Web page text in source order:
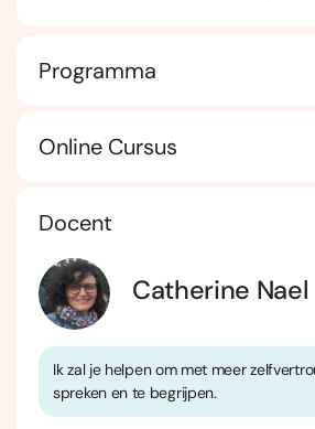
Programma
Online Cursus
Docent
Catherine Nael
Ik zal je helpen om met meer
spreken en te begrijpen.